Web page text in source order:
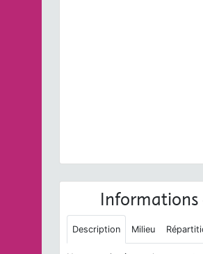
Informations
Description Milieu